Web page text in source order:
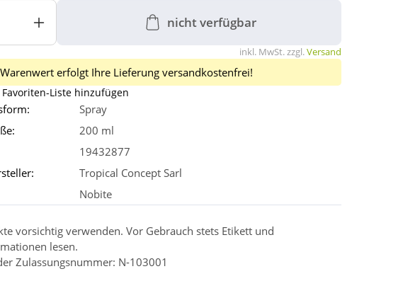
nicht verfügbar
inkl. MwSt. zzgl.Versand
erfolgt Ihre Lieferung versandkostenfrei!
Liste hinzufügen
Spray
200 ml
19432877
Tropical Concept Sarl
Nobite
vorsichtig verwenden. Vor Gebrauch stets Etikett und
lesen.
Zulassungsnummer: N-103001